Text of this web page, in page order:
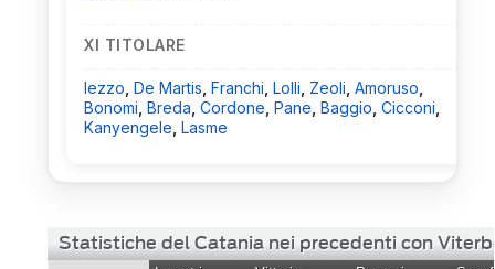
XI TITOLARE
Iezzo De Martis Franchi Lolli Zeoli Amoruso
Bonomi Breda Cordone Pane Baggio Cicconi
Kanyengele Lasme
Statistiche del Catania nei precedenti con